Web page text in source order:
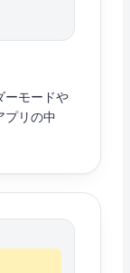
ーモードや
プリの中